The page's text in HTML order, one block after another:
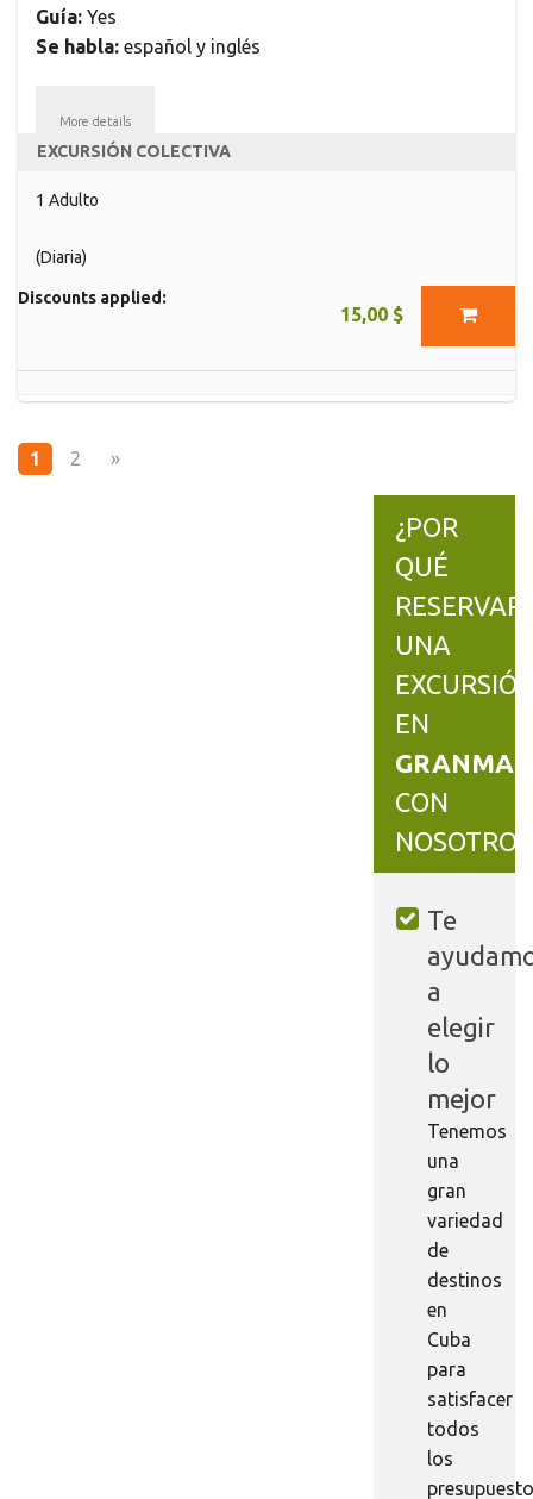
Guía: Yes
Se habla: español y inglés
More details
EXCURSIÓN COLECTIVA
1 Adulto
(Diaria)
15,00 $
Discounts applied:
1 2 »
¿POR
QUÉ
RESERVAR
UNA
EN
GRANMA
CON
Te
a
elegir
lo
mejor
Tenemos
una
gran
variedad
de
destinos
en
Cuba
para
satisfacer
todos
los